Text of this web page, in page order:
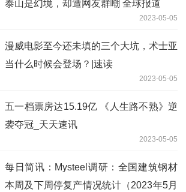
泰山是幻境，却遭网友群嘲 全球报道
2023-05-05
漫威电影至今还未填的三个大坑，术士亚
当什么时候会登场？|速读
2023-05-05
五一档票房达15.19亿 《人生路不熟》逆
袭夺冠_天天速讯
2023-05-05
每日简讯：Mysteel调研：全国建筑钢材
本周及下周停复产情况统计（2023年5月